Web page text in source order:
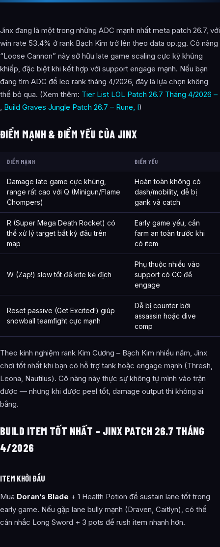
Jinx đang là một trong những ADC mạnh nhất meta patch 26.7, với
win rate 53.4% ở rank Bạch Kim trở lên theo data op.gg. Cô nàng
“Loose Cannon” này sở hữu late game scaling cực kỳ khủng
khiếp, đặc biệt khi kết hợp với support engage mạnh. Nếu bạn
đang tìm ADC để leo rank tháng 4/2026, đây là lựa chọn không
thể bỏ qua. (Xem thêm: Tier List LOL Patch 26.7 Tháng 4/2026 –
, Build Graves Jungle Patch 26.7 – Rune, I)
ĐIỂM MẠNH & ĐIỂM YẾU CỦA JINX
ĐIỂM MẠNH ĐIỂM YẾU
Damage late game cực khủng,
range rất cao với Q (Minigun/Flame
Chompers)
Hoàn toàn không có
dash/mobility, dễ bị
gank và catch
R (Super Mega Death Rocket) có
thể xử lý target bất kỳ đâu trên
map
Early game yếu, cần
farm an toàn trước khi
có item
W (Zap!) slow tốt để kite kẻ địch
Phụ thuộc nhiều vào
support có CC để
engage
Reset passive (Get Excited!) giúp
snowball teamfight cực mạnh
Dễ bị counter bởi
assassin hoặc dive
comp
Theo kinh nghiệm rank Kim Cương – Bạch Kim nhiều năm, Jinx
chơi tốt nhất khi bạn có hỗ trợ tank hoặc engage mạnh (Thresh,
Leona, Nautilus). Cô nàng này thực sự không tự mình vào trận
được — nhưng khi được peel tốt, damage output thì không ai
bằng.
BUILD ITEM TỐT NHẤT – JINX PATCH 26.7 THÁNG
4/2026
ITEM KHỞI ĐẦU
Mua Doran’s Blade + 1 Health Potion để sustain lane tốt trong
early game. Nếu gặp lane bully mạnh (Draven, Caitlyn), có thể
cân nhắc Long Sword + 3 pots để rush item nhanh hơn.